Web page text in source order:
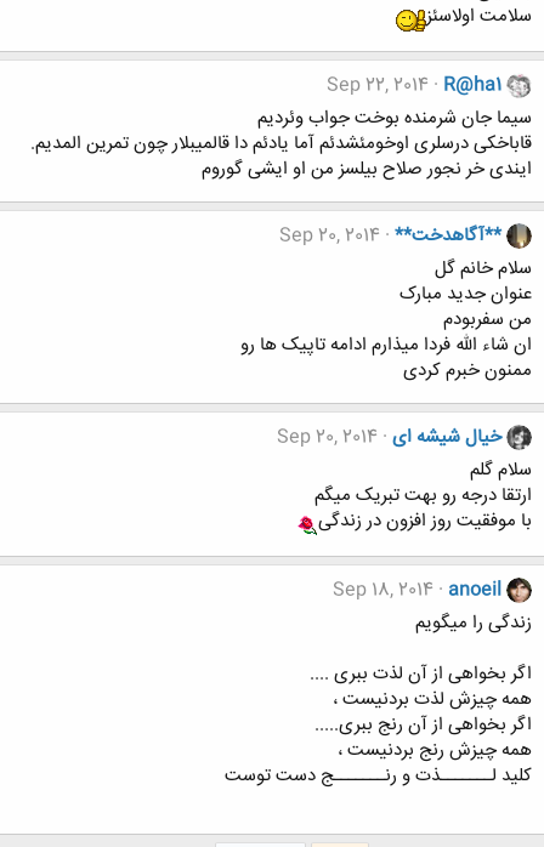
سلامت اولاسئز
R@ha1
Sep 22, 2014
سیما جان شرمنده بوخت جواب وئردیم
قاباخکی درسلری اوخومئشدئم آما یادئم دا قالمیبلار چون تمرین المدیم.
ایندی خر نجور صلاح بیلسز من او ایشی گوروم
**آگاهدخت** Sep 20, 2014
سلام خانم گل
عنوان جدید مبارک
من سفربودم
ان شاء الله فردا میذارم ادامه تاپیک ها رو
ممنون خبرم کردی
خیال شیشه ای Sep 20, 2014
سلام گلم
ارتقا درجه رو بهت تبریک میگم
با موفقیت روز افزون در زندگی
anoeil
Sep 18, 2014
زندگی را میگویم
اگر بخواهی از آن لذت ببری ....
همه چیزش لذت بردنیست ،
اگر بخواهی از آن رنج ببری.....
همه چیزش رنج بردنیست ،
کلید لـــــــذت و رنـــــــج دست توست